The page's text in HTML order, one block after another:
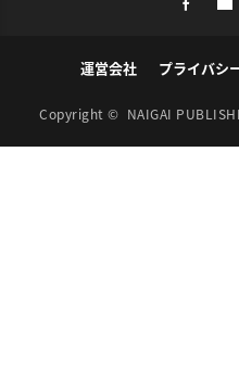
運営会社 プライバシ
Copyright © NAIGAI